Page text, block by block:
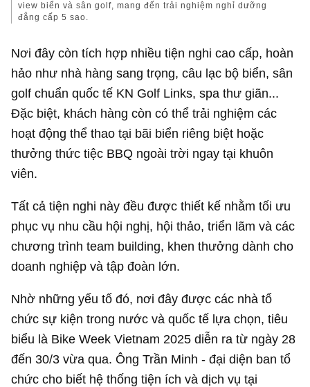
view biển và sân golf, mang đến trải nghiệm nghỉ dưỡng
đẳng cấp 5 sao.
Nơi đây còn tích hợp nhiều tiện nghi cao cấp, hoàn
hảo như nhà hàng sang trọng, câu lạc bộ biển, sân
golf chuẩn quốc tế KN Golf Links, spa thư giãn...
Đặc biệt, khách hàng còn có thể trải nghiệm các
hoạt động thể thao tại bãi biển riêng biệt hoặc
thưởng thức tiệc BBQ ngoài trời ngay tại khuôn
viên.
Tất cả tiện nghi này đều được thiết kế nhằm tối ưu
phục vụ nhu cầu hội nghị, hội thảo, triển lãm và các
chương trình team building, khen thưởng dành cho
doanh nghiệp và tập đoàn lớn.
Nhờ những yếu tố đó, nơi đây được các nhà tổ
chức sự kiện trong nước và quốc tế lựa chọn, tiêu
biểu là Bike Week Vietnam 2025 diễn ra từ ngày 28
đến 30/3 vừa qua. Ông Trần Minh - đại diện ban tổ
chức cho biết hệ thống tiện ích và dịch vụ tại